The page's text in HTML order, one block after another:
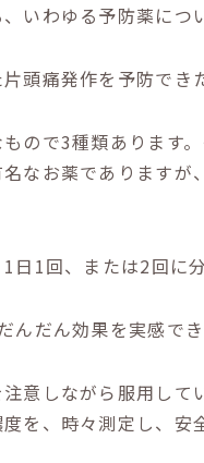
いわゆる予防薬につ
頭痛発作を予防でき
ので3種類あります
なお薬であります
日1回、または2回に
んだん効果を実感でき
意しながら服用し
を、時々測定し、安